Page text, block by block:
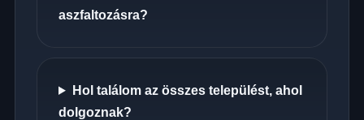
aszfaltozásra?
Hol találom az összes települést, ahol
dolgoznak?